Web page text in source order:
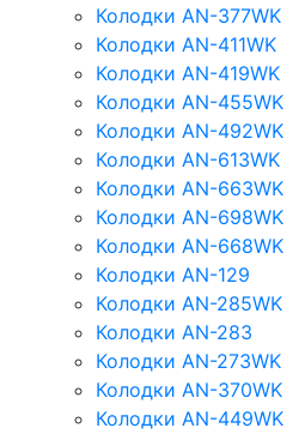
Колодки AN-377WK
Колодки AN-411WK
Колодки AN-419WK
Колодки AN-455WK
Колодки AN-492WK
Колодки AN-613WK
Колодки AN-663WK
Колодки AN-698WK
Колодки AN-668WK
Колодки AN-129
Колодки AN-285WK
Колодки AN-283
Колодки AN-273WK
Колодки AN-370WK
Колодки AN-449WK